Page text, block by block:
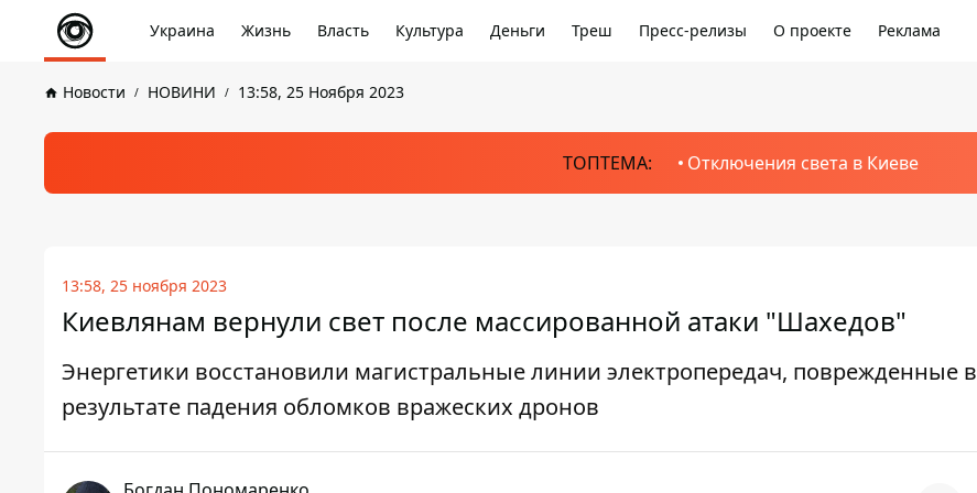
Украина Жизнь Власть Культура Деньги Треш Пресс-релизы О проекте Реклама
Новости НОВИНИ 13:58, 25 Ноября 2023
ТОПТЕМА: Отключения света в Киеве
13:58, 25 ноября 2023
Киевлянам вернули свет после массированной атаки "Шахедов"
Энергетики восстановили магистральные линии электропередач, поврежденные в
результате падения обломков вражеских дронов